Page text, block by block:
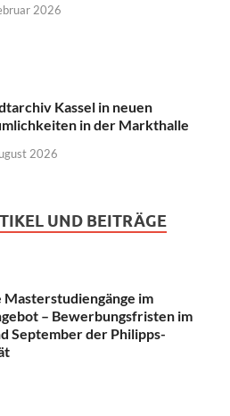
2026
Kassel in neuen
in der Markthalle
2026
UND BEITRÄGE
Masterstudiengänge im
– Bewerbungsfristen im
September der Philipps-